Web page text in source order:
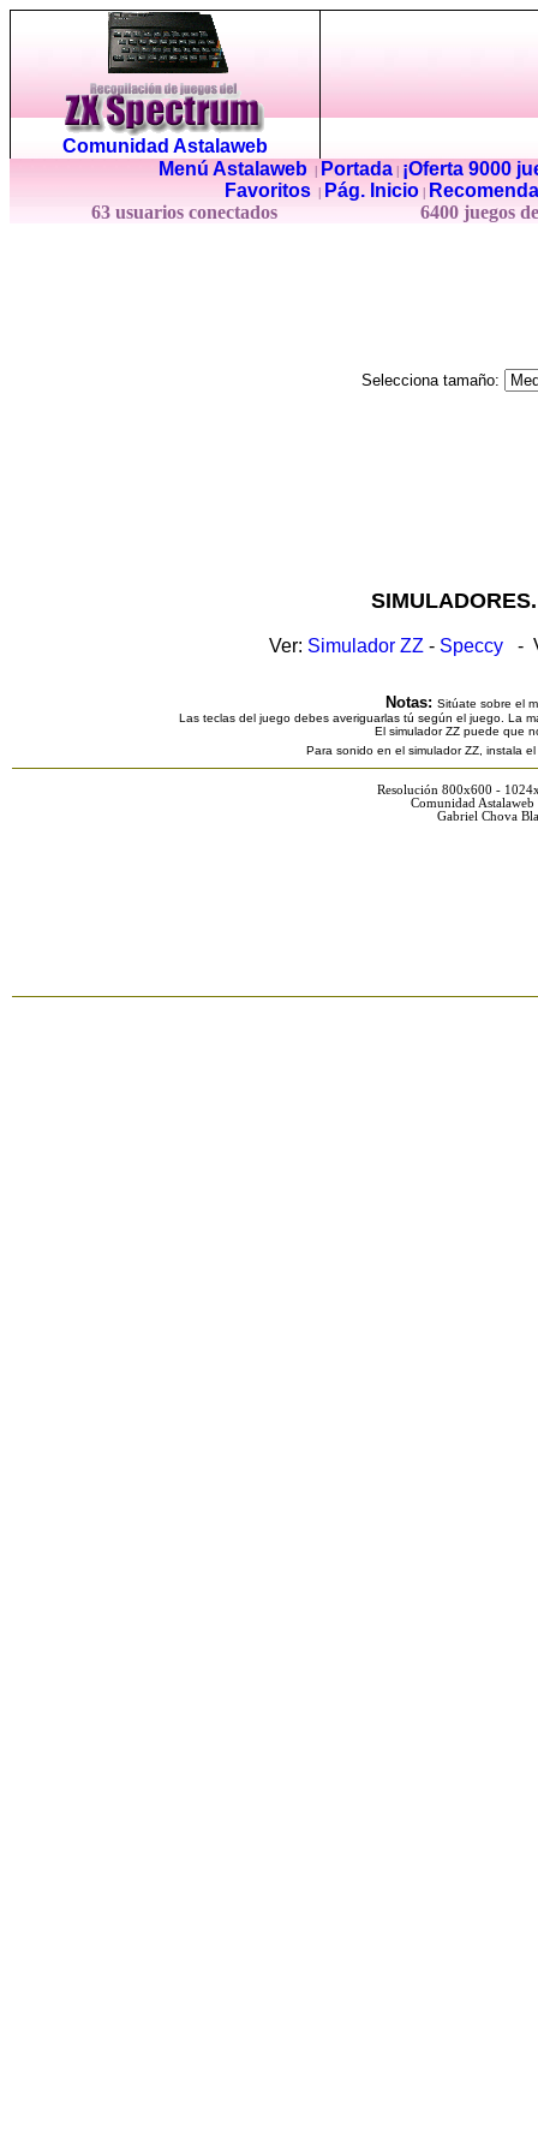
Comunidad Astalaweb
Menú Astalaweb| Portada|
¡Oferta 9000
Favoritos
Pág. Inicio
63 usuarios conectados
6400 juegos
Selecciona tamaño:
Ver: Simulador ZZ - Speccy -
Notas: Sitúate sobre el
Las teclas del juego debes averiguarlas tú según el juego. La
El simulador ZZ puede que
Para sonido en el simulador ZZ, instala
Resolución 800x600 -
Comunidad
Gabriel Chova